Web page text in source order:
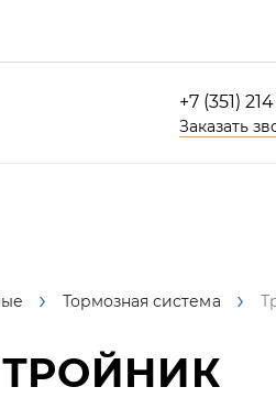
+7 (351)
Заказать
Тормозная система
ТРОЙНИК